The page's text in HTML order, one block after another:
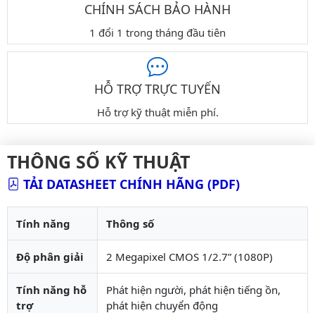
CHÍNH SÁCH BẢO HÀNH
1 đổi 1 trong tháng đầu tiên
HỖ TRỢ TRỰC TUYẾN
Hỗ trợ kỹ thuật miễn phí.
THÔNG SỐ KỸ THUẬT
TẢI DATASHEET CHÍNH HÃNG (PDF)
Tính năng Thông số
Độ phân giải 2 Megapixel CMOS 1/2.7” (1080P)
Tính năng hỗ
trợ
Phát hiện người, phát hiện tiếng ồn,
phát hiện chuyển động